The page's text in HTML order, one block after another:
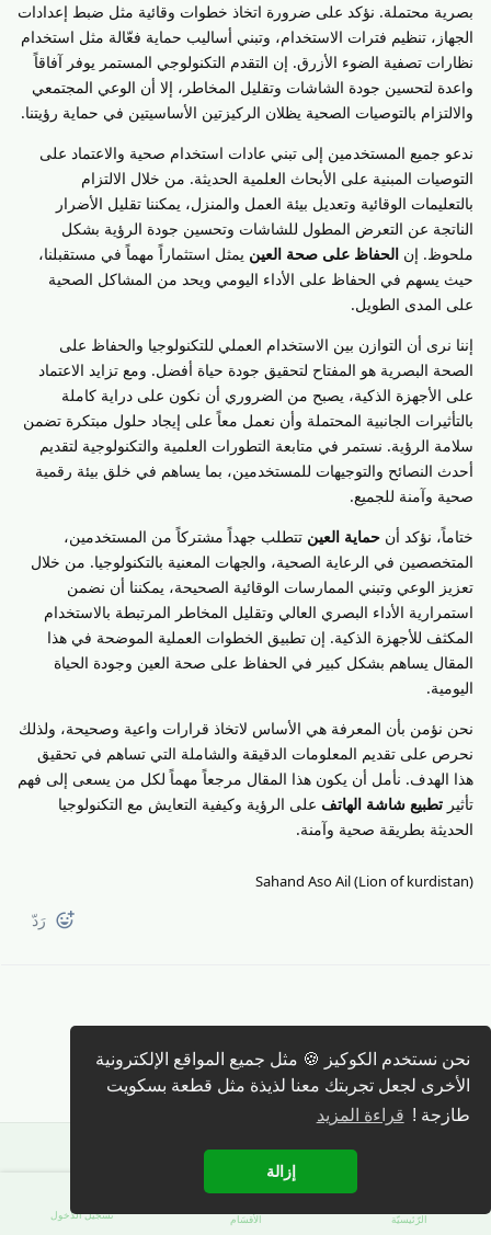
نحن نستخدم الكوكيز 🍪 مثل جميع المواقع الإلكترونية
الأخرى لجعل تجربتك معنا لذيذة مثل قطعة بسكويت
طازجة ! قراءة المزيد
إزالة
بصرية محتملة. نؤكد على ضرورة اتخاذ خطوات وقائية مثل ضبط إعدادات
الجهاز، تنظيم فترات الاستخدام، وتبني أساليب حماية فعّالة مثل استخدام
نظارات تصفية الضوء الأزرق. إن التقدم التكنولوجي المستمر يوفر آفاقاً
واعدة لتحسين جودة الشاشات وتقليل المخاطر، إلا أن الوعي المجتمعي
والالتزام بالتوصيات الصحية يظلان الركيزتين الأساسيتين في حماية رؤيتنا.
ندعو جميع المستخدمين إلى تبني عادات استخدام صحية والاعتماد على
التوصيات المبنية على الأبحاث العلمية الحديثة. من خلال الالتزام
بالتعليمات الوقائية وتعديل بيئة العمل والمنزل، يمكننا تقليل الأضرار
الناتجة عن التعرض المطول للشاشات وتحسين جودة الرؤية بشكل
ملحوظ. إن الحفاظ على صحة العين يمثل استثماراً مهماً في مستقبلنا،
حيث يسهم في الحفاظ على الأداء اليومي ويحد من المشاكل الصحية
على المدى الطويل.
إننا نرى أن التوازن بين الاستخدام العملي للتكنولوجيا والحفاظ على
الصحة البصرية هو المفتاح لتحقيق جودة حياة أفضل. ومع تزايد الاعتماد
على الأجهزة الذكية، يصبح من الضروري أن نكون على دراية كاملة
بالتأثيرات الجانبية المحتملة وأن نعمل معاً على إيجاد حلول مبتكرة تضمن
سلامة الرؤية. نستمر في متابعة التطورات العلمية والتكنولوجية لتقديم
أحدث النصائح والتوجيهات للمستخدمين، بما يساهم في خلق بيئة رقمية
صحية وآمنة للجميع.
ختاماً، نؤكد أن حماية العين تتطلب جهداً مشتركاً من المستخدمين،
المتخصصين في الرعاية الصحية، والجهات المعنية بالتكنولوجيا. من خلال
تعزيز الوعي وتبني الممارسات الوقائية الصحيحة، يمكننا أن نضمن
استمرارية الأداء البصري العالي وتقليل المخاطر المرتبطة بالاستخدام
المكثف للأجهزة الذكية. إن تطبيق الخطوات العملية الموضحة في هذا
المقال يساهم بشكل كبير في الحفاظ على صحة العين وجودة الحياة
اليومية.
نحن نؤمن بأن المعرفة هي الأساس لاتخاذ قرارات واعية وصحيحة، ولذلك
نحرص على تقديم المعلومات الدقيقة والشاملة التي تساهم في تحقيق
هذا الهدف. نأمل أن يكون هذا المقال مرجعاً مهماً لكل من يسعى إلى فهم
تأثير تطبيع شاشة الهاتف على الرؤية وكيفية التعايش مع التكنولوجيا
الحديثة بطريقة صحية وآمنة.
Sahand Aso Ail (Lion of kurdistan)
رَدّ
كتابة رد 🖊️
الرّئيسيّة الأقسَام تسجيل الدّخول